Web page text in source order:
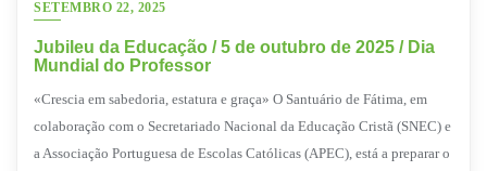
SETEMBRO 22, 2025
Jubileu da Educação / 5 de outubro de 2025 / Dia
Mundial do Professor
«Crescia em sabedoria, estatura e graça» O Santuário de Fátima, em
colaboração com o Secretariado Nacional da Educação Cristã (SNEC) e
a Associação Portuguesa de Escolas Católicas (APEC), está a preparar o